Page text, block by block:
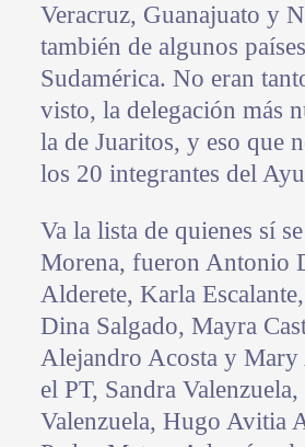
Veracruz, Guanajuato y
también de algunos
Sudamérica. No eran
visto, la delegación más
la de Juaritos, y eso que
los 20 integrantes del
Va la lista de quienes sí
Morena, fueron Antonio
Alderete, Karla
Dina Salgado, Mayra
Alejandro Acosta y Mary
el PT, Sandra
Valenzuela, Hugo Avitia